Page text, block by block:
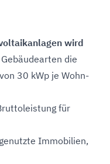
wird
die
30 kWp je Wohn-
für
Immobilien,